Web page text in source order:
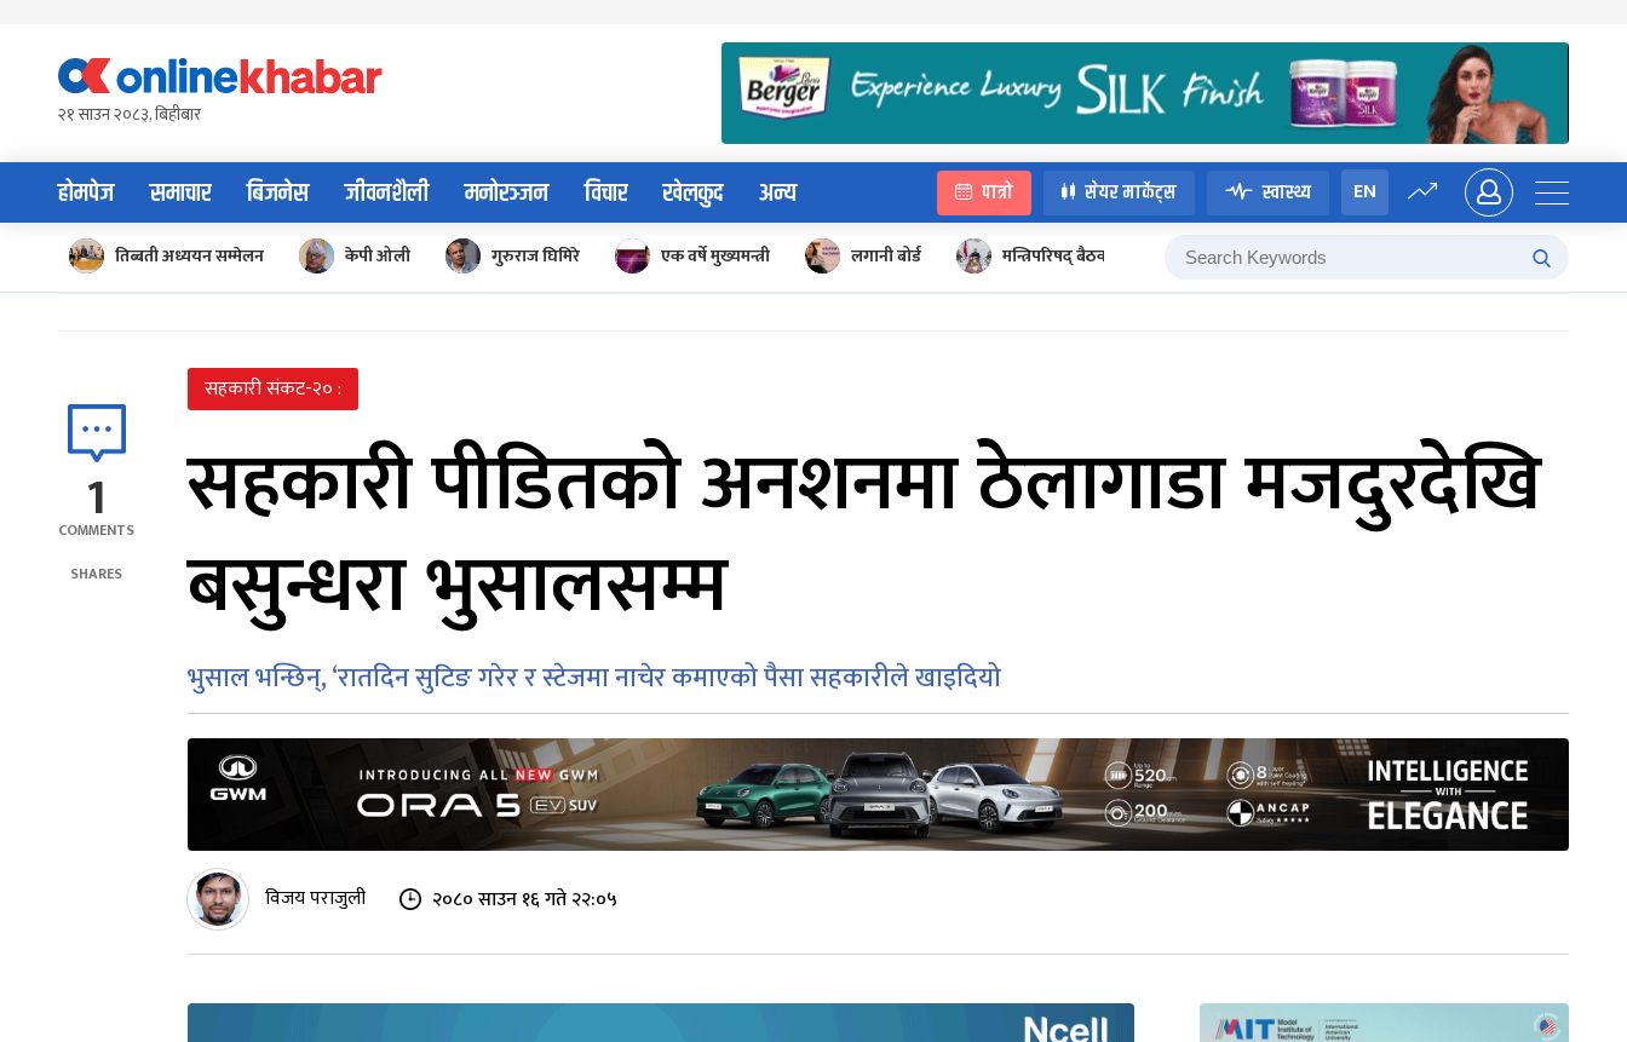
content२१ साउन २०८३, बिहीबार
होमपेज समाचार बिजनेस जीवनशैली मनोरञ्जन विचार खेलकुद अन्य पात्रो सेयर मार्केट्स स्वास्थ्य EN
तिब्बती अध्ययन सम्मेलन केपी ओली गुरुराज घिमिरे एक वर्षे मुख्यमन्त्री लगानी बोर्ड मन्त्रिपरिषद् बैठक
1
COMMENTS
SHARES
सहकारी संकट-२० :
सहकारी पीडितको अनशनमा ठेलागाडा मजदुरदेखि
बसुन्धरा भुसालसम्म
भुसाल भन्छिन्, ‘रातदिन सुटिङ गरेर र स्टेजमा नाचेर कमाएको पैसा सहकारीले खाइदियो
विजय पराजुली २०८० साउन १६ गते २२:०५